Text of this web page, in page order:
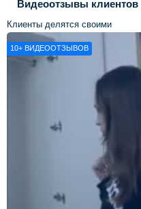
Видеоотзывы клиентов
Клиенты делятся своими
впечатлениями о нашей работе
10+ ВИДЕООТЗЫВОВ